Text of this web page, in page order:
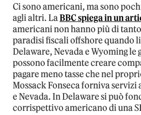
Ci sono americani, ma sono
agli altri. LaBBC spiega in un
americani non hanno più di
paradisi fiscali offshore quando
Delaware, Nevada e Wyoming
possono facilmente creare
pagare meno tasse che nel
Mossack Fonseca forniva servizi
e Nevada. In Delaware si può
corrispettivo americano di una